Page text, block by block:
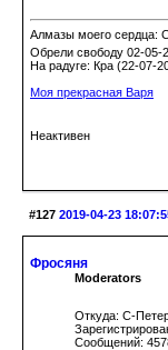
Алмазы моего сердца:
Обрели свободу 02-05-
На радуге: Кра (22-07-
Моя прекрасная Варя
Неактивен
#127 2019-04-23
Фросяня
Moderators
Откуда: С-
Сообщений: